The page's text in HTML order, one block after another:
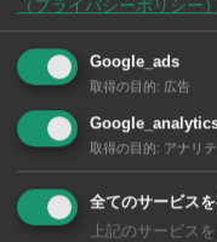
【タイ・バンコク】 マル
2026年版
（プライバシーポリシー）
Google_ads
取得の目的: 広告
取得の目的: アナリ
全てのサービス
上記のサービス